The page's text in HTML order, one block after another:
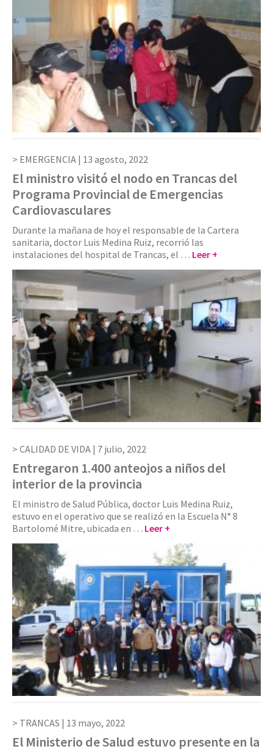
EMERGENCIA | 13 agosto, 2022
El ministro visitó el nodo en Trancas del
Programa Provincial de Emergencias
Cardiovasculares
Durante la mañana de hoy el responsable de la Cartera
sanitaria, doctor Luis Medina Ruiz, recorrió las
instalaciones del hospital de Trancas, el … Leer +
CALIDAD DE VIDA | 7 julio, 2022
Entregaron 1.400 anteojos a niños del
interior de la provincia
El ministro de Salud Pública, doctor Luis Medina Ruiz,
estuvo en el operativo que se realizó en la Escuela N° 8
Bartolomé Mitre, ubicada en … Leer +
TRANCAS | 13 mayo, 2022
El Ministerio de Salud estuvo presente en la